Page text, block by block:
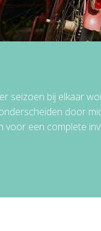
seizoen bij elkaar
door
een complete